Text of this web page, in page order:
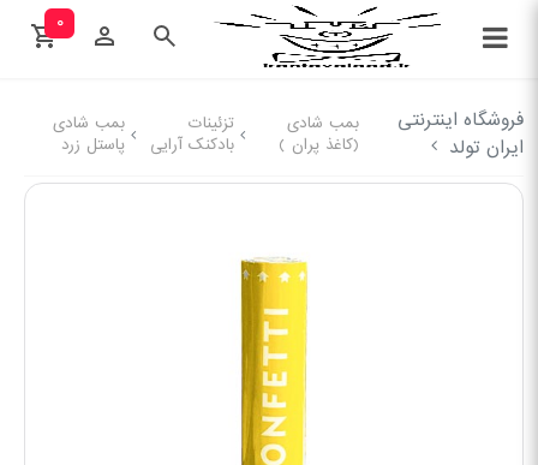
۰
فروشگاه اینترنتی
ایران تولد
بمب شادی
(کاغذ پران )
تزئینات
بادکنک آرایی
بمب شادی
پاستل زرد